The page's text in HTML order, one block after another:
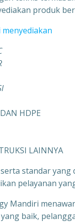
produk
HDPE
LAINNYA
standar
pelayanan
Mandiri
baik,